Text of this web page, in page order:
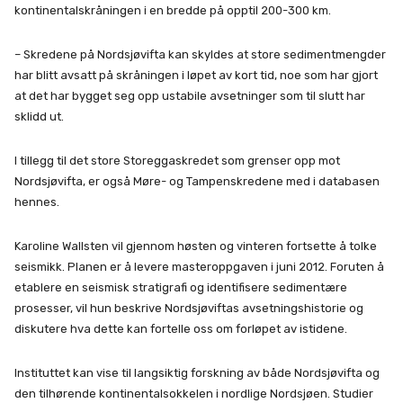
kontinentalskråningen i en bredde på opptil 200-300 km.
– Skredene på Nordsjøvifta kan skyldes at store sedimentmengder
har blitt avsatt på skråningen i løpet av kort tid, noe som har gjort
at det har bygget seg opp ustabile avsetninger som til slutt har
sklidd ut.
I tillegg til det store Storeggaskredet som grenser opp mot
Nordsjøvifta, er også Møre- og Tampenskredene med i databasen
hennes.
Karoline Wallsten vil gjennom høsten og vinteren fortsette å tolke
seismikk. Planen er å levere masteroppgaven i juni 2012. Foruten å
etablere en seismisk stratigrafi og identifisere sedimentære
prosesser, vil hun beskrive Nordsjøviftas avsetningshistorie og
diskutere hva dette kan fortelle oss om forløpet av istidene.
Instituttet kan vise til langsiktig forskning av både Nordsjøvifta og
den tilhørende kontinentalsokkelen i nordlige Nordsjøen. Studier